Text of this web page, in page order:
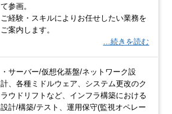
て参画。
ご経験・スキルによりお任せしたい業務を
ご案内します。
…続きを読む
・サーバー/仮想化基盤/ネットワーク設
計、各種ミドルウェア、システム更改のク
ラウドリフトなど、インフラ構築における
設計/構築/テスト、運用保守(監視オペレー